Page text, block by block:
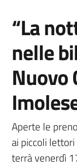
Vivere
Casalfiumanese
5x1000
Salta al contenuto
“La
nelle
Nuovo
Aperte le
ai piccoli
terrà venerdì